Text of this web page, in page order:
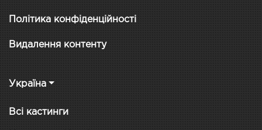
Політика конфіденційності
Видалення контенту
Україна
Всі кастинги